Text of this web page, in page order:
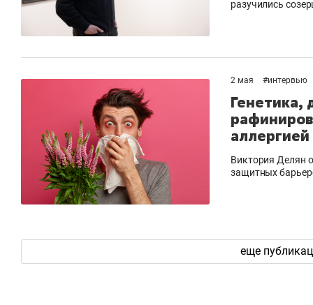
разучились
2 мая #интервью
Генетика,
Виктория Делян
защитных
еще